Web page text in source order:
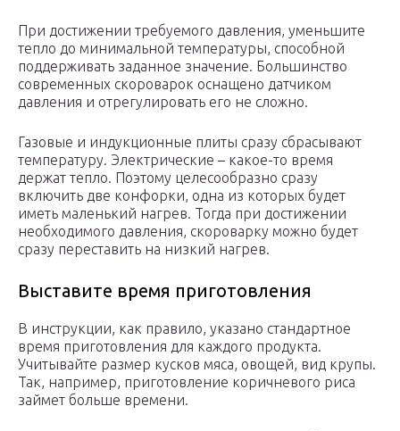
При достижении требуемого давления, уменьшите
тепло до минимальной температуры, способной
поддерживать заданное значение. Большинство
современных скороварок оснащено датчиком
давления и отрегулировать его не сложно.
Газовые и индукционные плиты сразу сбрасывают
температуру. Электрические – какое-то время
держат тепло. Поэтому целесообразно сразу
включить две конфорки, одна из которых будет
иметь маленький нагрев. Тогда при достижении
необходимого давления, скороварку можно будет
сразу переставить на низкий нагрев.
Выставите время приготовления
В инструкции, как правило, указано стандартное
время приготовления для каждого продукта.
Учитывайте размер кусков мяса, овощей, вид крупы.
Так, например, приготовление коричневого риса
займет больше времени.